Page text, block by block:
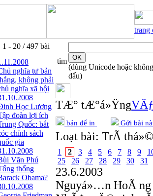
trang
1 - 20 / 497 bài
nghĩa tư bản
không phải
nghĩa xã hội
Học Lương
đoàn lợi ích
Quốc: bắt
chính sách
gia
Văn Phú
thống
Obama?
tìm
(dùng Unicode hoặc không
dấu)
TÆ° tÆ°á»Ÿng
bản để in Gửi bài
Loạt bài: TrÃ­
1 2 3 4 5 6 7 8 9
25
26 27 28 29 30 31
23.6.2003
Nguyá»…n HoÃ